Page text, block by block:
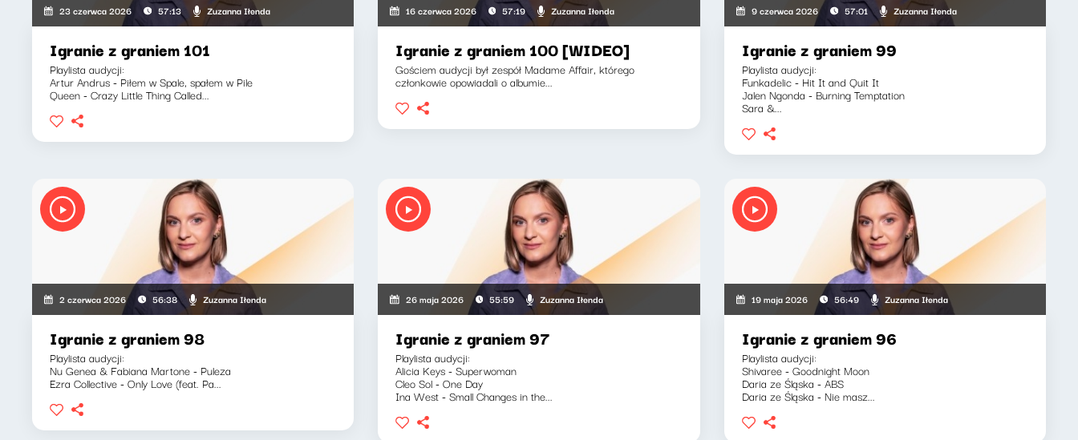
23 czerwca 2026 57:13 Zuzanna Iłenda
Igranie z graniem 101
Playlista audycji:
Artur Andrus - Piłem w Spale, spałem w Pile
Queen - Crazy Little Thing Called...
16 czerwca 2026 57:19 Zuzanna Iłenda
Igranie z graniem 100 [WIDEO]
Gościem audycji był zespół Madame Affair, którego
członkowie opowiadali o albumie...
9 czerwca 2026 57:01 Zuzanna Iłenda
Igranie z graniem 99
Playlista audycji:
Funkadelic - Hit It and Quit It
Jalen Ngonda - Burning Temptation
Sara &...
2 czerwca 2026 56:38 Zuzanna Iłenda
Igranie z graniem 98
Playlista audycji:
Nu Genea & Fabiana Martone - Puleza
Ezra Collective - Only Love (feat. Pa...
26 maja 2026 55:59 Zuzanna Iłenda
Igranie z graniem 97
Playlista audycji:
Alicia Keys - Superwoman
Cleo Sol - One Day
Ina West - Small Changes in the...
19 maja 2026 56:49 Zuzanna Iłenda
Igranie z graniem 96
Playlista audycji:
Shivaree - Goodnight Moon
Daria ze Śląska - ABS
Daria ze Śląska - Nie masz...